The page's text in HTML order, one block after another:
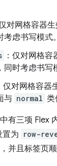
仅对网格容器
虑书写模式。
：仅对网格
时考虑书写
仅对网格容器
与 normal 类
有三项 Flex
置为 row-
并且标签页